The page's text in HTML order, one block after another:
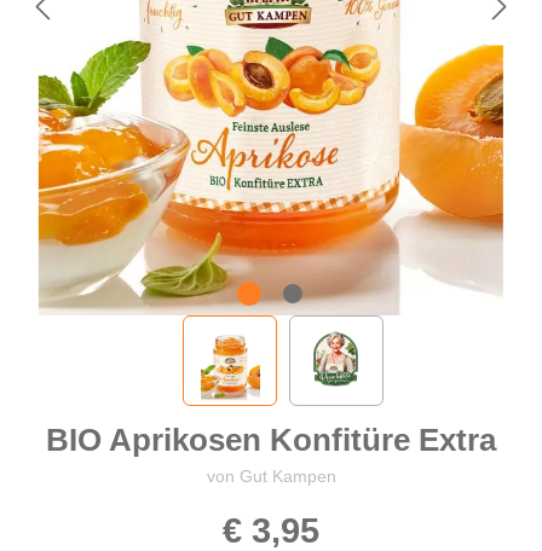
BIO Aprikosen Konfitüre Extra
von Gut Kampen
€ 3,95